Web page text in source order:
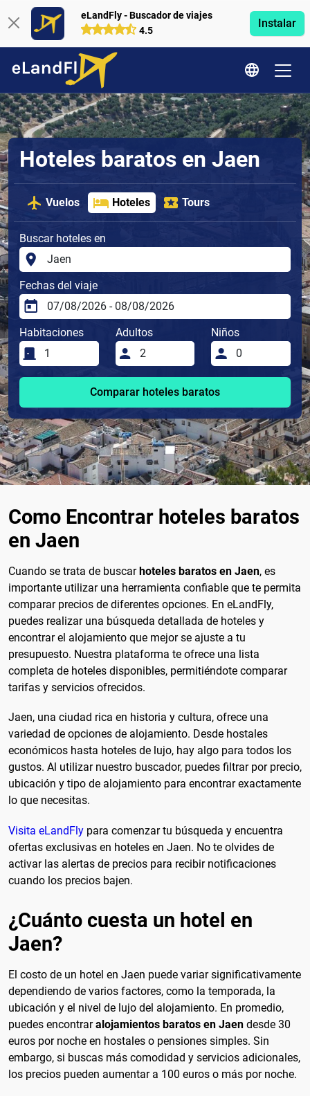
eLandFly - Buscador de viajes
4.5
Instalar
Hoteles baratos en Jaen
Vuelos Hoteles Tours
Buscar hoteles en
Fechas del viaje
Habitaciones Adultos Niños
Comparar hoteles baratos
Como Encontrar hoteles baratos
en Jaen
Cuando se trata de buscar hoteles baratos en Jaen, es
importante utilizar una herramienta confiable que te permita
comparar precios de diferentes opciones. En eLandFly,
puedes realizar una búsqueda detallada de hoteles y
encontrar el alojamiento que mejor se ajuste a tu
presupuesto. Nuestra plataforma te ofrece una lista
completa de hoteles disponibles, permitiéndote comparar
tarifas y servicios ofrecidos.
Jaen, una ciudad rica en historia y cultura, ofrece una
variedad de opciones de alojamiento. Desde hostales
económicos hasta hoteles de lujo, hay algo para todos los
gustos. Al utilizar nuestro buscador, puedes filtrar por precio,
ubicación y tipo de alojamiento para encontrar exactamente
lo que necesitas.
Visita eLandFly para comenzar tu búsqueda y encuentra
ofertas exclusivas en hoteles en Jaen. No te olvides de
activar las alertas de precios para recibir notificaciones
cuando los precios bajen.
¿Cuánto cuesta un hotel en
Jaen?
El costo de un hotel en Jaen puede variar significativamente
dependiendo de varios factores, como la temporada, la
ubicación y el nivel de lujo del alojamiento. En promedio,
puedes encontraralojamientos baratos en Jaen desde 30
euros por noche en hostales o pensiones simples. Sin
embargo, si buscas más comodidad y servicios adicionales,
los precios pueden aumentar a 100 euros o más por noche.